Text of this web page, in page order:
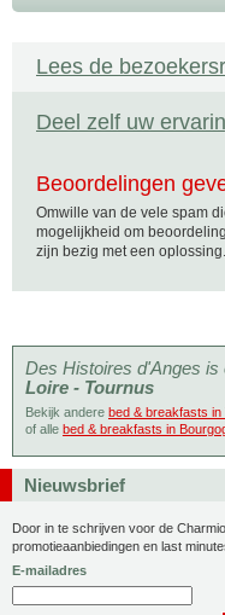
Lees de
Deel zelf uw
Beoordelingen
Omwille van de vele spam
mogelijkheid om
zijn bezig met een oplossing.
Des Histoires d'Anges is
Loire - Tournus
Bekijk andere bed & breakfasts in
of alle bed & breakfasts in
Nieuwsbrief
Door in te schrijven voor de
promotieaanbiedingen en last
E-mailadres